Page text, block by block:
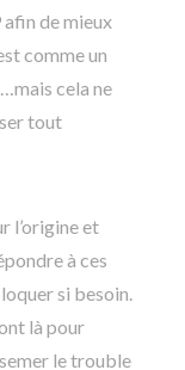
de mieux
comme un
cela ne
tout
l’origine et
à ces
si besoin.
là pour
le trouble